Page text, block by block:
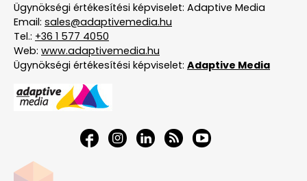
Ügynökségi értékesítési képviselet: Adaptive Media
Email: sales@adaptivemedia.hu
Tel.: +36 1 577 4050
Web: www.adaptivemedia.hu
Ügynökségi értékesítési képviselet: Adaptive Media